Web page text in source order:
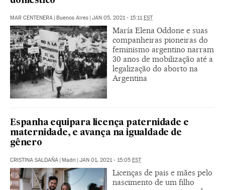
MAR CENTENERA | Buenos Aires | JAN 05, 2021 - 15:11EST
María Elena Oddone e suas
companheiras pioneiras do
feminismo argentino narram
30 anos de mobilização até a
legalização do aborto na
Argentina
Espanha equipara licença paternidade e
maternidade, e avança na igualdade de
gênero
CRISTINA SALDAÑA | Madri | JAN 01, 2021 - 15:05 EST
Licenças de pais e mães pelo
nascimento de um filho